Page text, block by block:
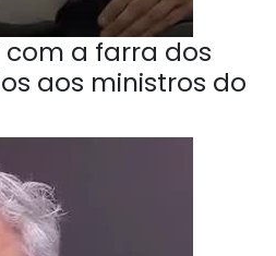
a farra dos
aos ministros do